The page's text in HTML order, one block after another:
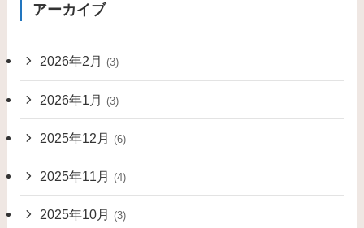
アーカイブ
2026年2月 (3)
2026年1月 (3)
2025年12月 (6)
2025年11月 (4)
2025年10月 (3)